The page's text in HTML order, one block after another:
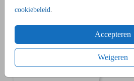
cookiebeleid.
Accepteren
Weigeren